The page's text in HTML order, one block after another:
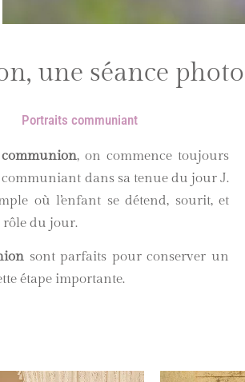
une séance
Portraits communiant
, on commence toujours
dans sa tenue du jour J.
où l’enfant se détend, sourit, et
rôle du jour.
sont parfaits pour conserver un
étape importante.